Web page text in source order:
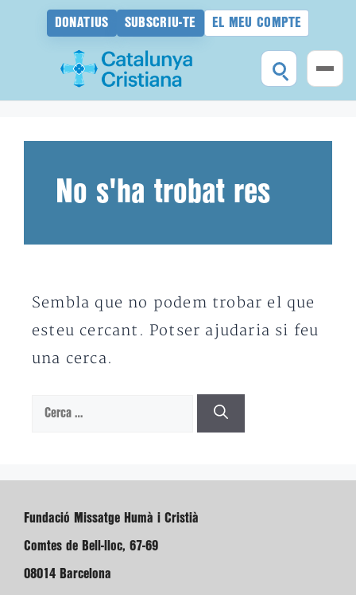
DONATIUS SUBSCRIU-TE EL MEU COMPTE
No s'ha trobat res
Sembla que no podem trobar el que
esteu cercant. Potser ajudaria si feu
una cerca.
Cerca:
Fundació Missatge Humà i Cristià
Comtes de Bell-lloc, 67-69
08014 Barcelona